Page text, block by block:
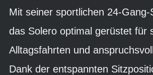
Mit seiner sportlichen 24-Gang-
das Solero optimal gerüstet für
Alltagsfahrten und
Dank der entspannten